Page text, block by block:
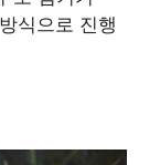
식으로 진행